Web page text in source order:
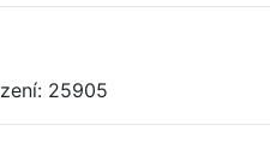
25905